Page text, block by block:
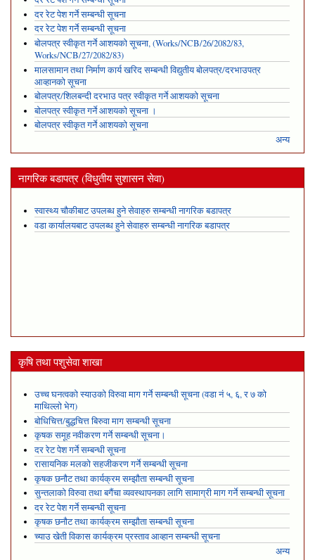
दर रेट पेश गर्ने सम्बन्धी सूचना
दर रेट पेश गर्ने सम्बन्धी सूचना
बोलपत्र स्वीकृत गर्ने आशयको सूचना, (Works/NCB/26/2082/83,
Works/NCB/27/2082/83)
मालसामान तथा निर्माण कार्य खरिद सम्बन्धी विद्युतीय बोलपत्र/दरभाउपत्र
आव्हानको सूचना
बोलपत्र/शिलबन्दी दरभाउ पत्र स्वीकृत गर्ने आशयको सूचना
बोलपत्र स्वीकृत गर्ने आशयको सूचना ।
बोलपत्र स्वीकृत गर्ने आशयको सूचना
अन्य
नागरिक बडापत्र (विधुतीय सुशासन सेवा)
स्वास्थ्य चौकीबाट उपलब्ध हुने सेवाहरु सम्बन्धी नागरिक बडापत्र
वडा कार्यालयबाट उपलब्ध हुने सेवाहरु सम्बन्धी नागरिक बडापत्र
कृषि तथा पशुसेवा शाखा
उच्च घनत्वको स्याउको विरुवा माग गर्ने सम्बन्धी सूचना (वडा नं ५, ६, र ७ को
माथिल्लो भेग)
बोधिचित्त/बुद्धचित्त बिरुवा माग सम्बन्धी सूचना
कृषक समूह नवीकरण गर्ने सम्बन्धी सूचना।
दर रेट पेश गर्ने सम्बन्धी सूचना
रासायनिक मलको सहजीकरण गर्ने सम्बन्धी सूचना
कृषक छनौट तथा कार्यक्रम सम्झौता सम्बन्धी सूचना
सुन्तलाको विरुवा तथा बगैंचा व्यवस्थापनका लागि सामाग्री माग गर्ने सम्बन्धी सूचना
दर रेट पेश गर्ने सम्बन्धी सूचना
कृषक छनौट तथा कार्यक्रम सम्झौता सम्बन्धी सूचना
च्याउ खेती विकास कार्यक्रम प्रस्ताव आव्हान सम्बन्धी सूचना
अन्य